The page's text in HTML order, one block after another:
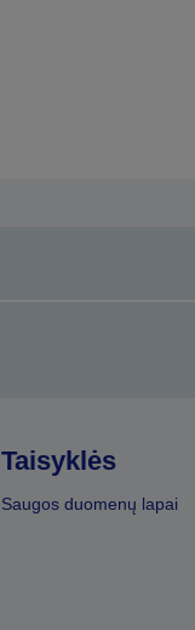
Taisyklės
Saugos duomenų lapai